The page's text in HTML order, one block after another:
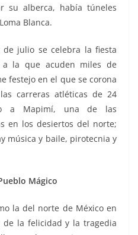
su alberca, había túneles
Blanca.
julio se celebra la fiesta
la que acuden miles de
festejo en el que se corona
carreras atléticas de 24
a Mapimí, una de las
en los desiertos del norte;
música y baile, pirotecnia y
Mágico
la del norte de México en
la felicidad y la tragedia